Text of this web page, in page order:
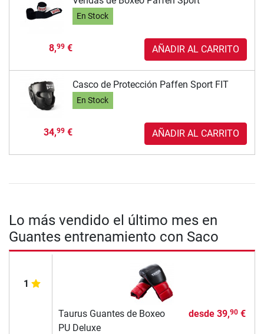
En Stock
8,99€ AÑADIR AL CARRITO
Casco de Protección Paffen Sport FIT
En Stock
34,99€ AÑADIR AL CARRITO
Lo más vendido el último mes en
Guantes entrenamiento con Saco
1
Taurus Guantes de Boxeo
PU Deluxe
desde 39,90€